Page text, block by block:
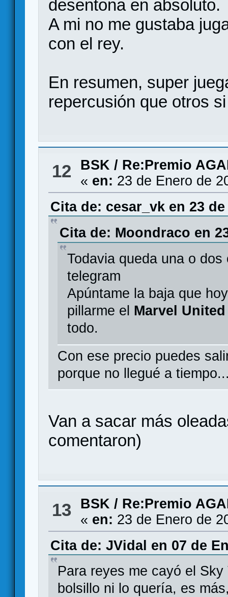
desentona en absoluto.
A mi no me gustaba
con el rey.
En resumen, super
repercusión que otros
12 BSK / Re:Premio
« en: 23 de Enero de
Cita de: cesar_vk en 23
Cita de: Moondraco en
Todavia queda una o
telegram
Apúntame la baja que
pillarme el Marvel United
todo.
Con ese precio puedes
porque no llegué a
Van a sacar más
comentaron)
13 BSK / Re:Premio
« en: 23 de Enero de
Cita de: JVidal en 07 de
Para reyes me cayó el
bolsillo ni lo quería, es